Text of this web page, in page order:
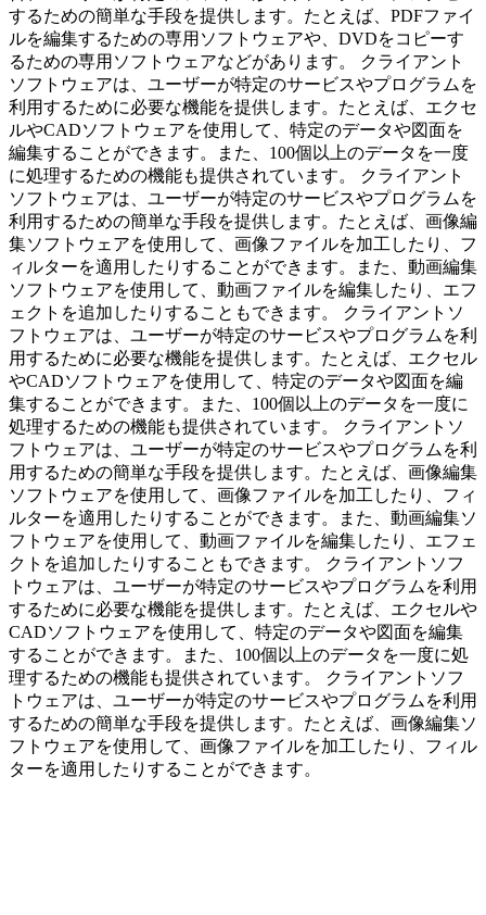
するための簡単な手段を提供します。たとえば、PDFファイ
ルを編集するための専用ソフトウェアや、DVDをコピーす
るための専用ソフトウェアなどがあります。 クライアント
ソフトウェアは、ユーザーが特定のサービスやプログラムを
利用するために必要な機能を提供します。たとえば、エクセ
ルやCADソフトウェアを使用して、特定のデータや図面を
編集することができます。また、100個以上のデータを一度
に処理するための機能も提供されています。 クライアント
ソフトウェアは、ユーザーが特定のサービスやプログラムを
利用するための簡単な手段を提供します。たとえば、画像編
集ソフトウェアを使用して、画像ファイルを加工したり、フ
ィルターを適用したりすることができます。また、動画編集
ソフトウェアを使用して、動画ファイルを編集したり、エフ
ェクトを追加したりすることもできます。 クライアントソ
フトウェアは、ユーザーが特定のサービスやプログラムを利
用するために必要な機能を提供します。たとえば、エクセル
やCADソフトウェアを使用して、特定のデータや図面を編
集することができます。また、100個以上のデータを一度に
処理するための機能も提供されています。 クライアントソ
フトウェアは、ユーザーが特定のサービスやプログラムを利
用するための簡単な手段を提供します。たとえば、画像編集
ソフトウェアを使用して、画像ファイルを加工したり、フィ
ルターを適用したりすることができます。また、動画編集ソ
フトウェアを使用して、動画ファイルを編集したり、エフェ
クトを追加したりすることもできます。 クライアントソフ
トウェアは、ユーザーが特定のサービスやプログラムを利用
するために必要な機能を提供します。たとえば、エクセルや
CADソフトウェアを使用して、特定のデータや図面を編集
することができます。また、100個以上のデータを一度に処
理するための機能も提供されています。 クライアントソフ
トウェアは、ユーザーが特定のサービスやプログラムを利用
するための簡単な手段を提供します。たとえば、画像編集ソ
フトウェアを使用して、画像ファイルを加工したり、フィル
ターを適用したりすることができます。